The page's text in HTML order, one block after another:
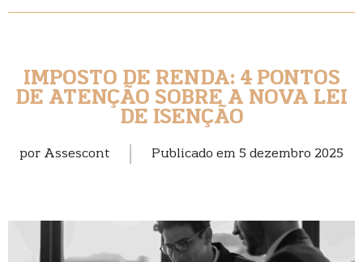
IMPOSTO DE RENDA: 4 PONTOS
DE ATENÇÃO SOBRE A NOVA LEI
DE ISENÇÃO
por Assescont Publicado em 5 dezembro 2025